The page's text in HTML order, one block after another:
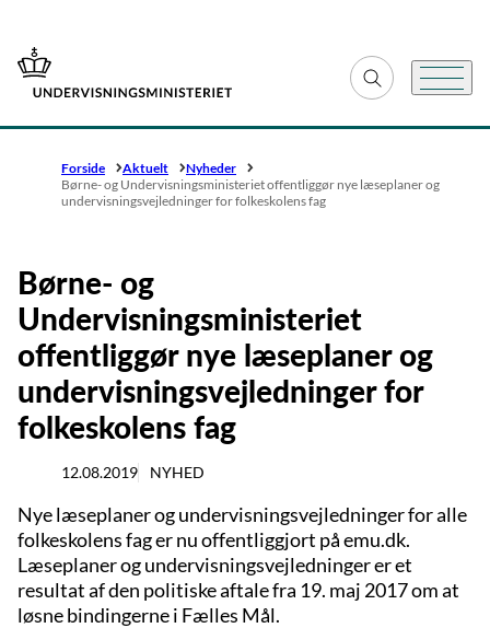
Gå til forsiden Fold søgefelt ud
Menu
Forside Aktuelt
Nyheder
Børne- og Undervisningsministeriet offentliggør nye læseplaner og
undervisningsvejledninger for folkeskolens fag
Børne- og
Undervisningsministeriet
offentliggør nye læseplaner og
undervisningsvejledninger for
folkeskolens fag
12.08.2019 NYHED
Nye læseplaner og undervisningsvejledninger for alle
folkeskolens fag er nu offentliggjort på emu.dk.
Læseplaner og undervisningsvejledninger er et
resultat af den politiske aftale fra 19. maj 2017 om at
løsne bindingerne i Fælles Mål.